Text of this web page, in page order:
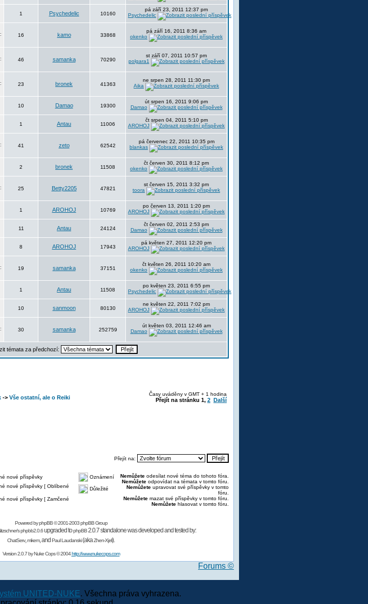
1 Psychedelic 10160
pá září 23, 2011 12:37 pm
Psychedelic
16 kamo 33868
pá září 16, 2011 8:36 am
okenko
46 samanka 70290
st září 07, 2011 10:57 pm
polgara1
23 bronek 41363
ne srpen 28, 2011 11:30 pm
Aika
10 Damao 19300
út srpen 16, 2011 9:06 pm
Damao
1 Antau 11006
čt srpen 04, 2011 5:10 pm
AROHOJ
41 zeto 62542
pá červenec 22, 2011 10:35 pm
blankas
2 bronek 11508
čt červen 30, 2011 8:12 pm
okenko
25 Betty2205 47821
st červen 15, 2011 3:32 pm
toora
1 AROHOJ 10769
po červen 13, 2011 1:20 pm
AROHOJ
11 Antau 24124
čt červen 02, 2011 2:53 pm
Damao
8 AROHOJ 17943
pá květen 27, 2011 12:20 pm
AROHOJ
19 samanka 37151
čt květen 26, 2011 10:20 am
okenko
1 Antau 11508
po květen 23, 2011 6:55 pm
Psychedelic
10 sanmoon 80130
ne květen 22, 2011 7:02 pm
AROHOJ
30 samanka 252759
út květen 03, 2011 12:46 am
Damao
témata za předchozí:
-> Vše ostatní, ale o Reiki
Časy uváděny v GMT + 1 hodina
Přejít na stránku 1, 2 Další
Přejít na:
nové příspěvky
Oznámení
nové příspěvky [ Oblíbené
Důležité
nové příspěvky [ Zamčené
Nemůžete odesílat nové téma do tohoto fóra.
Nemůžete odpovídat na témata v tomto fóru.
Nemůžete upravovat své příspěvky v tomto
fóru.
Nemůžete mazat své příspěvky v tomto fóru.
Nemůžete hlasovat v tomto fóru.
Powered byphpBB© 2001-2003 phpBB Group
phpbb2.0.6upgraded tophpBB2.0.7 standalone was developed and tested by:
ChatServ,mikem,and Paul Laudanski(akaZhen-Xjell).
Version 2.0.7 byNuke Cops© 2004http://www.nukecops.com
Forums ©
UNITED-NUKE. Všechna práva vyhrazena.